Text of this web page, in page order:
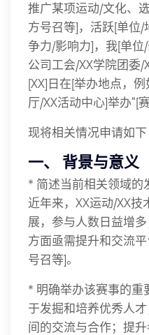
推广某项运动/文化、
方号召等]，活跃[单位
争力/影响力]，我[单
公司工会/XX学院团委/
[XX]日在[举办地点，
厅/XX活动中心]举办“[
现将相关情况申请如下
一、 背景与意义
* 简述当前相关领域的
近年来，XX运动/XX
展，参与人数日益增
方面亟需提升和交流
号召等]。
* 明确举办该赛事的重
于发掘和培养优秀人
间的交流与合作；提